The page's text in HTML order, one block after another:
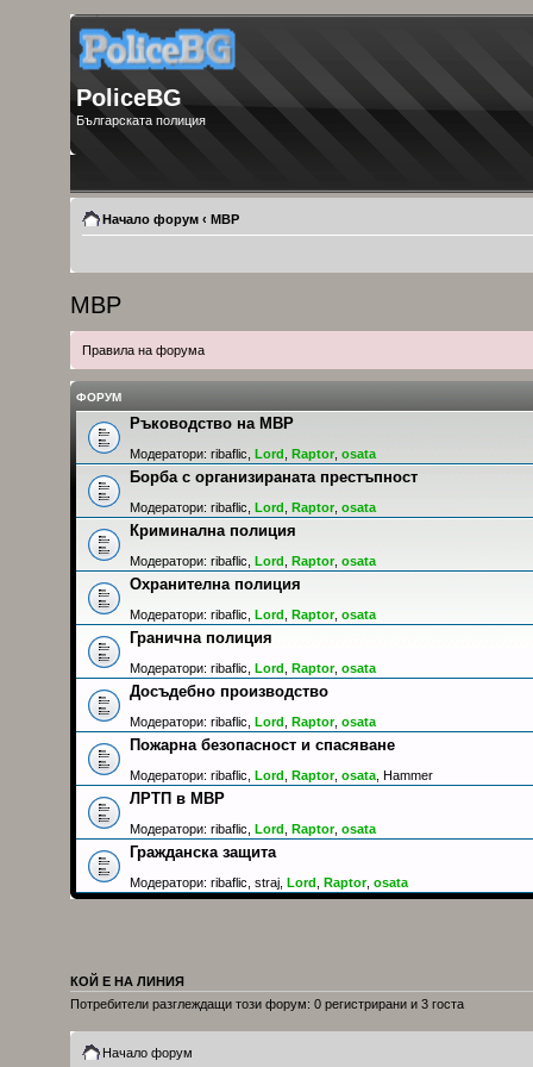
PoliceBG
Българската полиция
Начало форум ‹ МВР
МВР
Правила на форума
ФОРУМ
Ръководство на МВР
Модератори: ribaflic Lord Raptor osata
Борба с организираната престъпност
Модератори: ribaflic Lord Raptor, osata
Криминална полиция
Модератори: ribaflic Lord Raptor, osata
Охранителна полиция
Модератори: ribaflic Lord Raptor, osata
Гранична полиция
Модератори: ribaflic Lord Raptor, osata
Досъдебно производство
Модератори: ribaflic Lord Raptor, osata
Пожарна безопасност и спасяване
Модератори: ribaflic Lord Raptor, osata Hammer
ЛРТП в МВР
Модератори: ribaflic Lord Raptor, osata
Гражданска защита
Модератори: ribaflic straj Lord Raptor, osata
КОЙ Е НА ЛИНИЯ
Потребители разглеждащи този форум: 0 регистрирани и 3 госта
Начало форум